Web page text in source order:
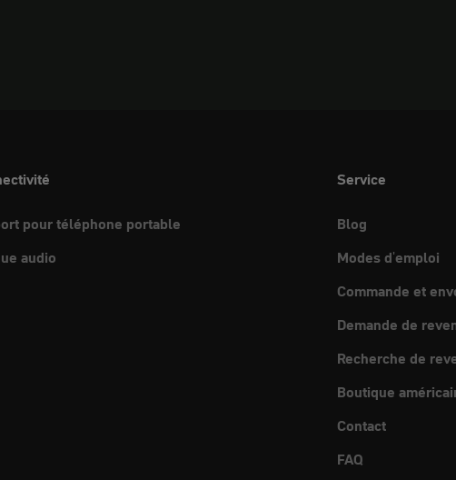
pour téléphone portable
audio
Service
Blog
Modes d'emploi
Commande et
Demande de
Recherche de
Boutique
Contact
FAQ